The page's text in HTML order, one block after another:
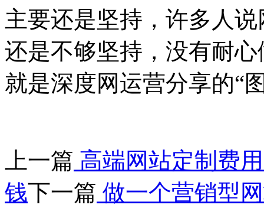
主要还是坚持，许多人
还是不够坚持，没有耐
就是深度网运营分享的“
上一篇 高端网站定制费
钱下一篇 做一个营销型